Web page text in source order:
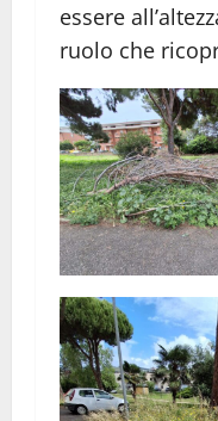
essere
ruolo che